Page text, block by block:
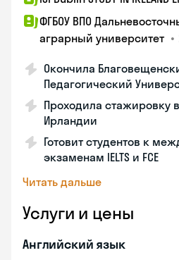
ФГБОУ ВПО
аграрный университет •
Окончила
Педагогический
Проходила стажировку
Ирландии
Готовит студентов к
экзаменам IELTS и FCE
Читать дальше
Услуги и цены
Английский язык